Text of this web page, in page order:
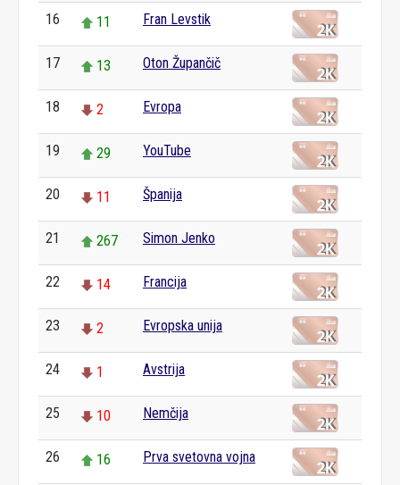
16 11 Fran Levstik
17 13 Oton Župančič
18 2 Evropa
19 29 YouTube
20 11 Španija
21 267 Simon Jenko
22 14 Francija
23 2 Evropska unija
24 1 Avstrija
25 10 Nemčija
26 16 Prva svetovna vojna